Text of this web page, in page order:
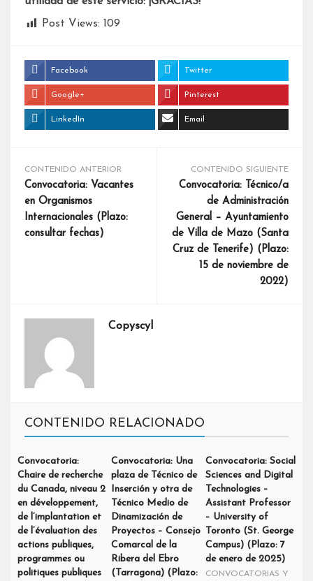
Post Views: 109
Facebook Twitter
Google+ Pinterest
LinkedIn Email
CONTENIDO ANTERIOR
Convocatoria: Vacantes
en Organismos
Internacionales (Plazo:
consultar fechas)
CONTENIDO SIGUIENTE
Convocatoria: Técnico/a
de Administración
General – Ayuntamiento
de Villa de Mazo (Santa
Cruz de Tenerife) (Plazo:
15 de noviembre de
2022)
Copyscyl
CONTENIDO RELACIONADO
Convocatoria:
Chaire de recherche
du Canada, niveau 2
en développement,
de l’implantation et
de l’évaluation des
actions publiques,
programmes ou
politiques publiques
Convocatoria: Una
plaza de Técnico de
Inserción y otra de
Técnico Medio de
Dinamización de
Proyectos – Consejo
Comarcal de la
Ribera del Ebro
(Tarragona) (Plazo:
Convocatoria: Social
Sciences and Digital
Technologies –
Assistant Professor
– University of
Toronto (St. George
Campus) (Plazo: 7
de enero de 2025)
CONVOCATORIAS Y